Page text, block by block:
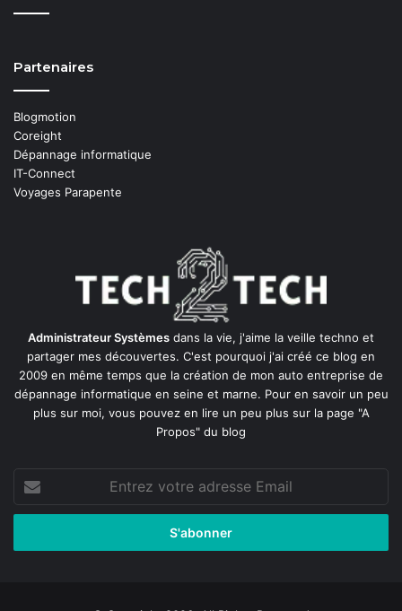
Partenaires
Blogmotion
Coreight
Dépannage informatique
IT-Connect
Voyages Parapente
Administrateur Systèmes dans la vie, j'aime la veille techno et
partager mes découvertes. C'est pourquoi j'ai créé ce blog en
2009 en même temps que la création de mon auto entreprise de
dépannage informatique en seine et marne. Pour en savoir un peu
plus sur moi, vous pouvez en lire un peu plus sur la page "A
Propos" du blog
votre
adresse